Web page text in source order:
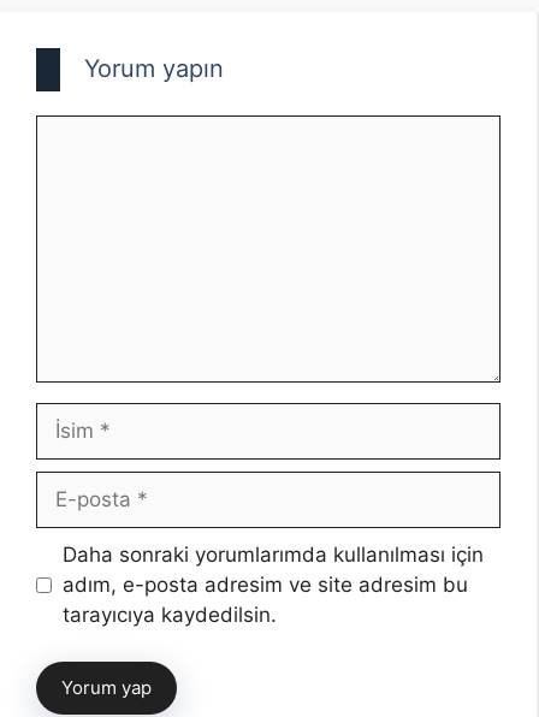
Yorum yapın
İsim
posta
İnternet
sitesi
Daha sonraki yorumlarımda kullanılması için
adım, e-posta adresim ve site adresim bu
tarayıcıya kaydedilsin.